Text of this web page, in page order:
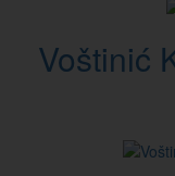
Voštinić